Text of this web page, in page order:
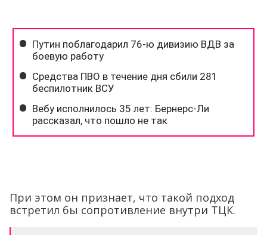
При этом он признает, что такой подход
встретил бы сопротивление внутри ТЦК.